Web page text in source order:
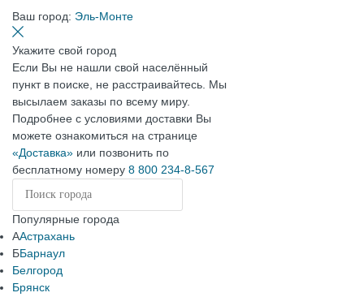
Ваш город: Эль-Монте
Укажите свой город
Если Вы не нашли свой населённый
пункт в поиске, не расстраивайтесь. Мы
высылаем заказы по всему миру.
Подробнее с условиями доставки Вы
можете ознакомиться на странице
«Доставка» или позвонить по
бесплатному номеру 8 800 234-8-567
Популярные города
ААстрахань
ББарнаул
Белгород
Брянск